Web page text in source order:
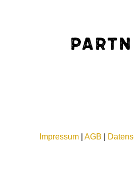
Impressum |AGB